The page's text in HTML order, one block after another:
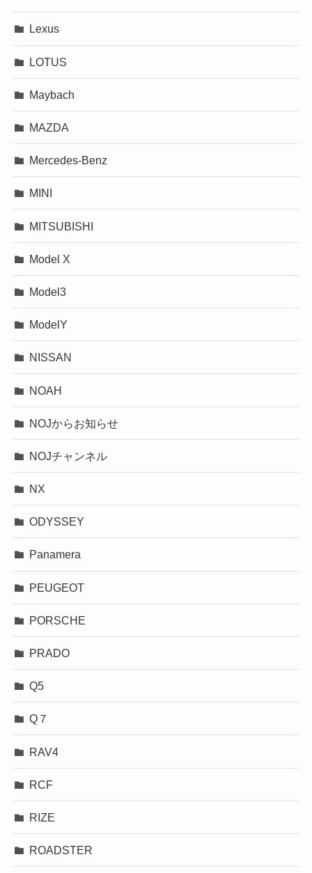
Lexus
LOTUS
Maybach
MAZDA
Mercedes-Benz
MINI
MITSUBISHI
Model X
Model3
ModelY
NISSAN
NOAH
NOJからお知らせ
NOJチャンネル
NX
ODYSSEY
Panamera
PEUGEOT
PORSCHE
PRADO
Q5
Q７
RAV4
RCF
RIZE
ROADSTER